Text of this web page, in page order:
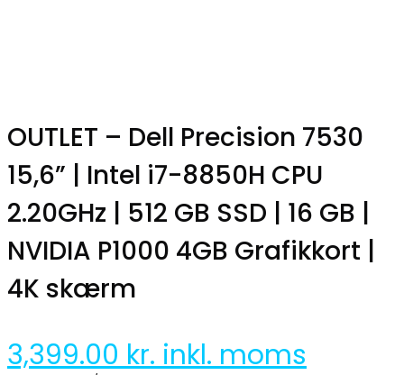
OUTLET – Dell Precision 7530
15,6” | Intel i7-8850H CPU
2.20GHz | 512 GB SSD | 16 GB |
NVIDIA P1000 4GB Grafikkort |
4K skærm
3,399.00 kr. inkl. moms